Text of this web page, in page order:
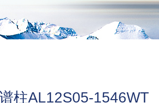
柱AL12S05-1546WT